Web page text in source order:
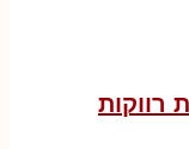
רווקות